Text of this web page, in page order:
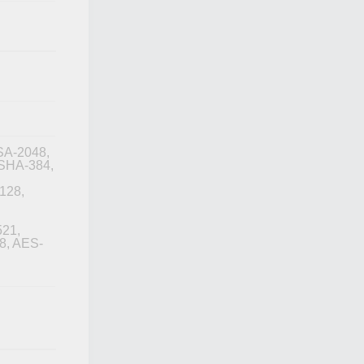
2048,
384,
AES-